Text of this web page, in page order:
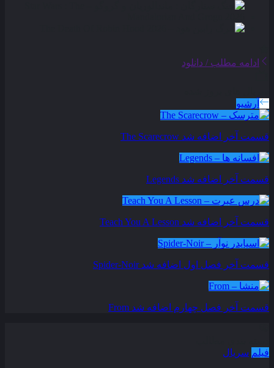
ادامه مطلب / دانلود
آرشیو
قسمت آخر اضافه شد The Scarecrow
قسمت آخر اضافه شد Legends
قسمت آخر اضافه شد Teach You A Lesson
قسمت آخر فصل اول اضافه شد Spider-Noir
قسمت آخر فصل چهارم اضافه شد From
فیلم سریال